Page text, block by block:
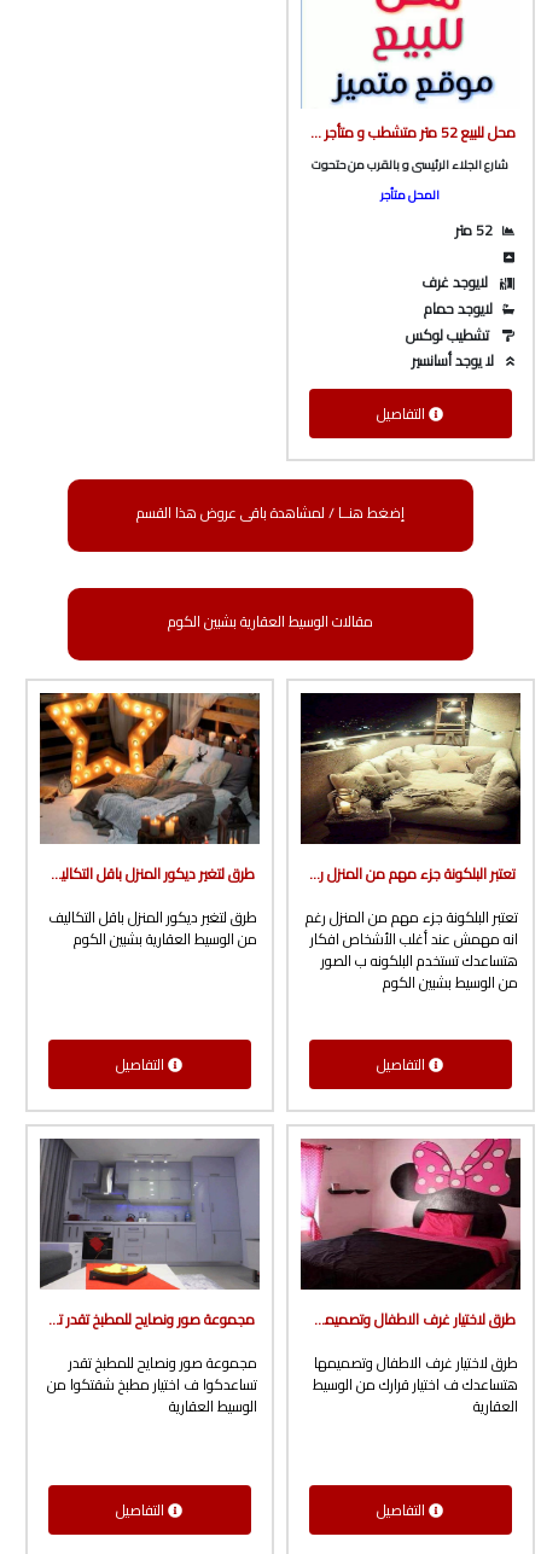
محل للبيع 52 متر متشطب و متأجر ف شارع الجلاء الرئيسى بالقرب من حتحوت من شركة الوسيط العقارية بشبين الكوم
شارع الجلاء الرئيسى و بالقرب من حتحوت
المحل متأجر
52 متر
لايوجد غرف
لايوجد حمام
تشطيب لوكس
لا يوجد أسانسير
التفاصيل
إضغط هنــا / لمشاهدة باقى عروض هذا القسم
مقالات الوسيط العقارية بشبين الكوم
تعتبر البلكونة جزء مهم من المنزل رغم انه مهمش عند أغلب الأشخاص افكار هتساعدك تستخدم البلكونه ب الصور من الوسيط بشبين الكوم
تعتبر البلكونة جزء مهم من المنزل رغم
انه مهمش عند أغلب الأشخاص افكار
هتساعدك تستخدم البلكونه ب الصور
من الوسيط بشبين الكوم
التفاصيل
طرق لتغير ديكور المنزل باقل التكاليف من الوسيط العقارية بشبين الكوم
طرق لتغير ديكور المنزل باقل التكاليف
من الوسيط العقارية بشبين الكوم
التفاصيل
طرق لاختيار غرف الاطفال وتصميمها هتساعدك ف اختيار قرارك من الوسيط العقارية
طرق لاختيار غرف الاطفال وتصميمها
هتساعدك ف اختيار قرارك من الوسيط
العقارية
التفاصيل
مجموعة صور ونصايح للمطبخ تقدر تساعدكوا ف اختيار مطبخ شقتكوا من الوسيط العقارية
مجموعة صور ونصايح للمطبخ تقدر
تساعدكوا ف اختيار مطبخ شقتكوا من
الوسيط العقارية
التفاصيل